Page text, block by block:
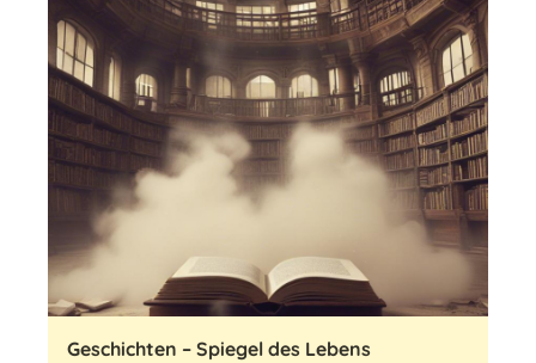
Geschichten – Spiegel des Lebens